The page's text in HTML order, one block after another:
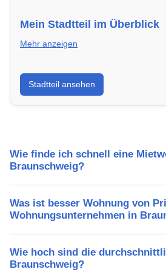
Mein Stadtteil im Überblick
Mehr anzeigen
Erfahre mehr über deinen
Lebensqualität,
Freizeitmöglichkeiten und
Stadtteil ansehen
Wie finde ich schnell eine
Braunschweig?
Was ist besser Wohnung von
Wohnungsunternehmen in
Wie hoch sind die
Braunschweig?